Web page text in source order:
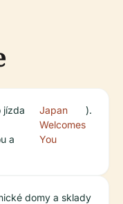
jízda
a
Japan
Welcomes
You
).
domy a sklady